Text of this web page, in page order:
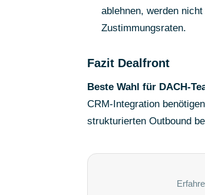
ablehnen, werden
Zustimmungsraten.
Fazit Dealfront
Beste Wahl für DACH-
CRM-Integration
strukturierten Outbound